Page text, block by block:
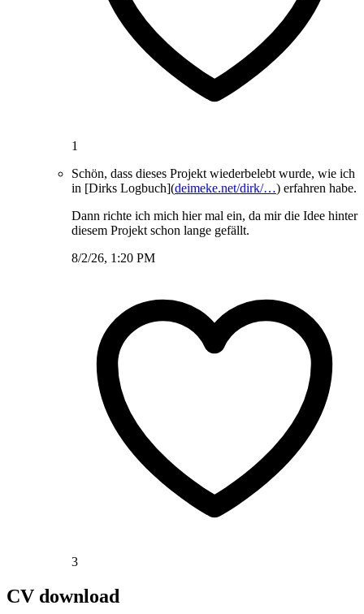
1
Schön, dass dieses Projekt wiederbelebt wurde, wie ich
in [Dirks Logbuch](deimeke.net/dirk/…) erfahren habe.
Dann richte ich mich hier mal ein, da mir die Idee hinter
diesem Projekt schon lange gefällt.
8/2/26, 1:20 PM
3
CV download